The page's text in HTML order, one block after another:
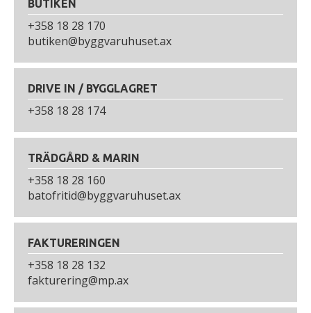
e
t
BUTIKEN
+358 18 28 170
butiken@byggvaruhuset.ax
DRIVE IN / BYGGLAGRET
+358 18 28 174
TRÄDGÅRD & MARIN
+358 18 28 160
batofritid@byggvaruhuset.ax
FAKTURERINGEN
+358 18 28 132
fakturering@mp.ax